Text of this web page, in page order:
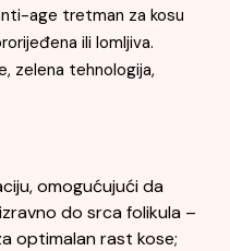
age tretman za kosu
ili lomljiva.
zelena tehnologija,
omogućujući da
do srca folikula –
optimalan rast kose;